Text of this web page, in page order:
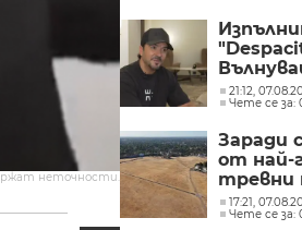
неточности.
08:38, 27.04.2020
и
21:12,
Чете се за:
Заради
от най-
тревни
е
17:21,
Чете се за: